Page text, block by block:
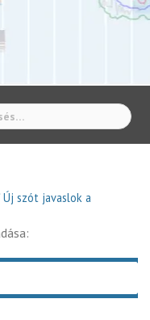
Új szót javaslok a